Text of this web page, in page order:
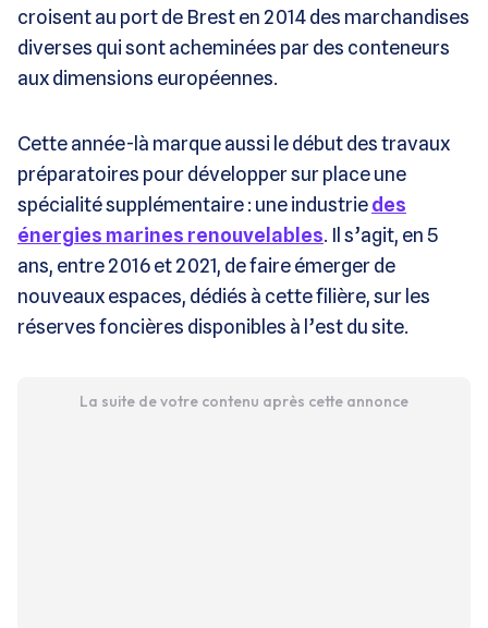
croisent au port de Brest en 2014 des marchandises
diverses qui sont acheminées par des conteneurs
aux dimensions européennes.
Cette année-là marque aussi le début des travaux
préparatoires pour développer sur place une
spécialité supplémentaire : une industriedes
énergies marines renouvelables. Il s’agit, en 5
ans, entre 2016 et 2021, de faire émerger de
nouveaux espaces, dédiés à cette filière, sur les
réserves foncières disponibles à l’est du site.
La suite de votre contenu après cette annonce